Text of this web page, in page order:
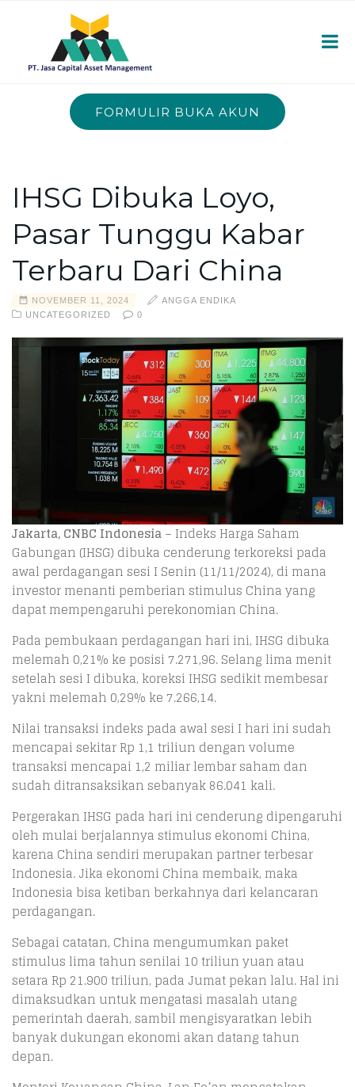
FORMULIR BUKA AKUN
IHSG Dibuka Loyo,
Pasar Tunggu Kabar
Terbaru Dari China
NOVEMBER 11, 2024
ANGGA ENDIKA
UNCATEGORIZED
0
Jakarta, CNBC Indonesia– Indeks Harga Saham
Gabungan (IHSG) dibuka cenderung terkoreksi pada
awal perdagangan sesi I Senin (11/11/2024), di mana
investor menanti pemberian stimulus China yang
dapat mempengaruhi perekonomian China.
Pada pembukaan perdagangan hari ini, IHSG dibuka
melemah 0,21% ke posisi 7.271,96. Selang lima menit
setelah sesi I dibuka, koreksi IHSG sedikit membesar
yakni melemah 0,29% ke 7.266,14.
Nilai transaksi indeks pada awal sesi I hari ini sudah
mencapai sekitar Rp 1,1 triliun dengan volume
transaksi mencapai 1,2 miliar lembar saham dan
sudah ditransaksikan sebanyak 86.041 kali.
Pergerakan IHSG pada hari ini cenderung dipengaruhi
oleh mulai berjalannya stimulus ekonomi China,
karena China sendiri merupakan partner terbesar
Indonesia. Jika ekonomi China membaik, maka
Indonesia bisa ketiban berkahnya dari kelancaran
perdagangan.
Sebagai catatan, China mengumumkan paket
stimulus lima tahun senilai 10 triliun yuan atau
setara Rp 21.900 triliun, pada Jumat pekan lalu. Hal ini
dimaksudkan untuk mengatasi masalah utang
pemerintah daerah, sambil mengisyaratkan lebih
banyak dukungan ekonomi akan datang tahun
depan.